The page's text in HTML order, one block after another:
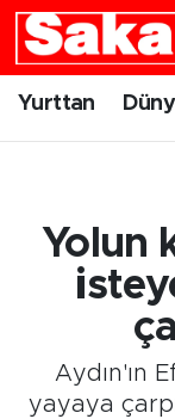
Yurttan
Yolun
Aydın'ın
yayaya
Yurttan
Gündem
Spor
Eskişehir
Eskişehir
Eskişehir
Süper Lig
Tüm